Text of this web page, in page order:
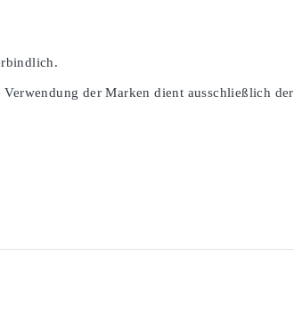
der Marken dient ausschließlich